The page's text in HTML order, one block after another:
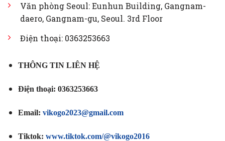
Văn phòng Seoul: Eunhun Building, Gangnam-
daero, Gangnam-gu, Seoul. 3rd Floor
Điện thoại: 0363253663
THÔNG TIN LIÊN HỆ
Điện thoại: 0363253663
Email: vikogo2023@gmail.com
Tiktok: www.tiktok.com/@vikogo2016